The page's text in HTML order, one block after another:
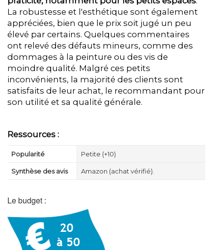
La robustesse et l'esthétique sont également
appréciées, bien que le prix soit jugé un peu
élevé par certains. Quelques commentaires
ont relevé des défauts mineurs, comme des
dommages à la peinture ou des vis de
moindre qualité. Malgré ces petits
inconvénients, la majorité des clients sont
satisfaits de leur achat, le recommandant pour
son utilité et sa qualité générale.
Ressources :
Popularité Petite (+10)
Synthèse des avis Amazon (achat vérifié).
Le budget :